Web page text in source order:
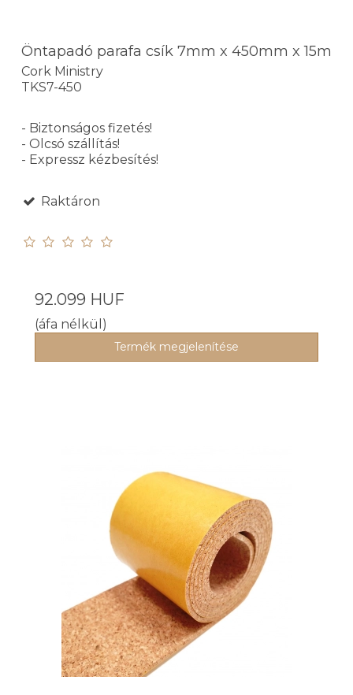
Öntapadó parafa csík 7mm x 450mm x 15m
Cork Ministry
TKS7-450
- Biztonságos fizetés!
- Olcsó szállítás!
- Expressz kézbesítés!
Raktáron
92.099 HUF
(áfa nélkül)
Termék megjelenítése